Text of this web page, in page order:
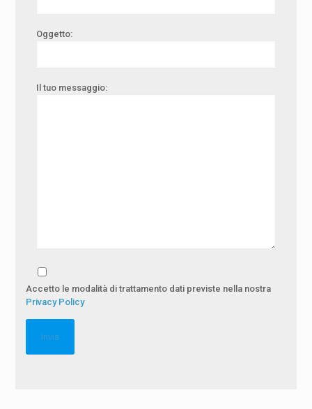
Oggetto:
Il tuo messaggio:
Accetto le modalità di trattamento dati previste nella nostra
Privacy Policy